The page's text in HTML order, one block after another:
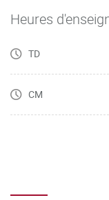
Heures
TD
CM